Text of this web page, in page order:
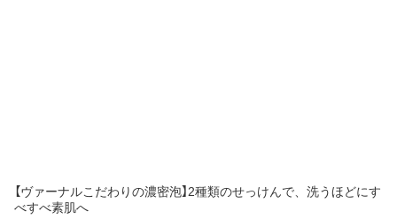
【ヴァーナルこだわりの濃密泡】2種類のせっけんで、洗うほどにす
べすべ素肌へ